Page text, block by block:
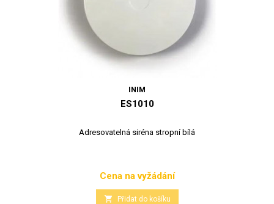
INIM
ES1010
Adresovatelná siréna stropní bílá
Cena
Cena na vyžádání
 Přidat do košíku